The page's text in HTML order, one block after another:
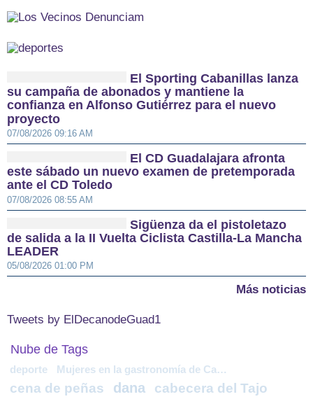
El Sporting Cabanillas lanza
su campaña de abonados y mantiene la
confianza en Alfonso Gutiérrez para el nuevo
proyecto
07/08/2026 09:16 AM
El CD Guadalajara afronta
este sábado un nuevo examen de pretemporada
ante el CD Toledo
07/08/2026 08:55 AM
Sigüenza da el pistoletazo
de salida a la II Vuelta Ciclista Castilla-La Mancha
LEADER
05/08/2026 01:00 PM
Más noticias
Tweets by ElDecanodeGuad1
Nube de Tags
deporte Mujeres en la gastronomía de Castilla-La Mancha
cena de peñas dana cabecera del Tajo